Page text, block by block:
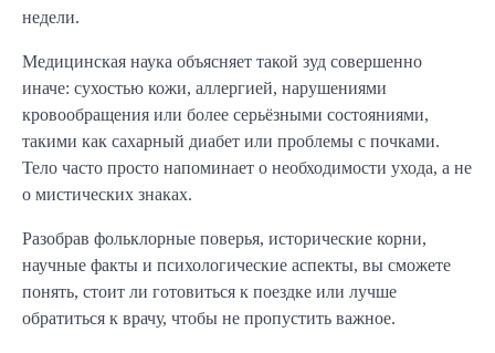
недели.
Медицинская наука объясняет такой зуд совершенно
иначе: сухостью кожи, аллергией, нарушениями
кровообращения или более серьёзными состояниями,
такими как сахарный диабет или проблемы с почками.
Тело часто просто напоминает о необходимости ухода, а не
о мистических знаках.
Разобрав фольклорные поверья, исторические корни,
научные факты и психологические аспекты, вы сможете
понять, стоит ли готовиться к поездке или лучше
обратиться к врачу, чтобы не пропустить важное.